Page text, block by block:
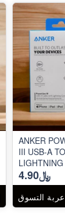
ANKER
III USB-A TO
﷼4.90
التسوق